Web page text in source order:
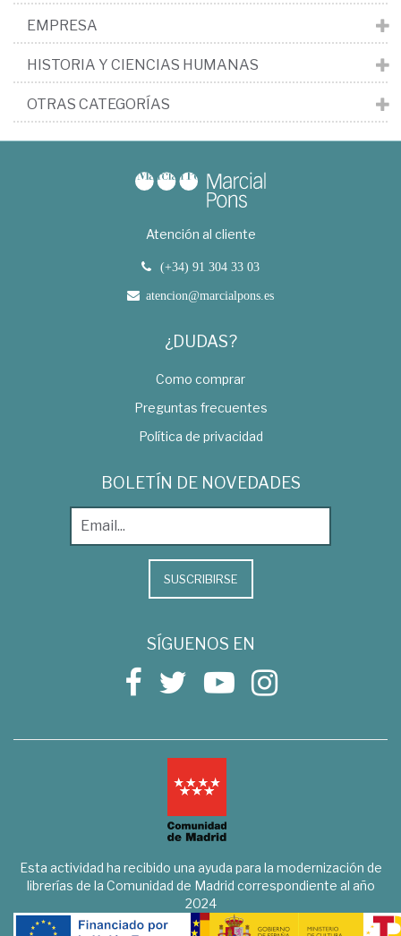
EMPRESA
HISTORIA Y CIENCIAS HUMANAS
OTRAS CATEGORÍAS
Atención al cliente
(+34) 91 304 33 03
atencion@marcialpons.es
¿DUDAS?
Como comprar
Preguntas frecuentes
Política de privacidad
BOLETÍN DE NOVEDADES
SUSCRIBIRSE
SÍGUENOS EN
Esta actividad ha recibido una ayuda para la modernización de
librerías de la Comunidad de Madrid correspondiente al año
2024